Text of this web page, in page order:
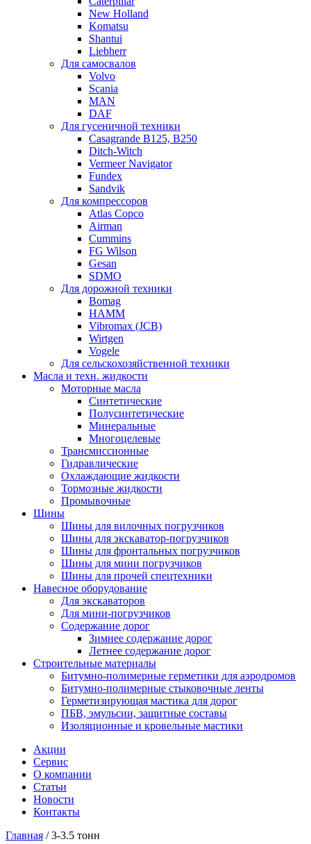
New Holland
Komatsu
Shantui
Liebherr
Для самосвалов
Volvo
Scania
MAN
DAF
Для гусеничной техники
Casagrande B125, B250
Ditch-Witch
Vermeer Navigator
Fundex
Sandvik
Для компрессоров
Atlas Copco
Airman
Cummins
FG Wilson
Gesan
SDMO
Для дорожной техники
Bomag
HAMM
Vibromax (JCB)
Wirtgen
Vogele
Для сельскохозяйственной техники
Масла и техн. жидкости
Моторные масла
Синтетические
Полусинтетические
Минеральные
Многоцелевые
Трансмиссионные
Гидравлические
Охлаждающие жидкости
Тормозные жидкости
Промывочные
Шины
Шины для вилочных погрузчиков
Шины для экскаватор-погрузчиков
Шины для фронтальных погрузчиков
Шины для мини погрузчиков
Шины для прочей спецтехники
Навесное оборудование
Для экскаваторов
Для мини-погрузчиков
Содержание дорог
Зимнее содержание дорог
Летнее содержание дорог
Строительные материалы
Битумно-полимерные герметики для аэродромов
Битумно-полимерные стыковочные ленты
Герметизирующая мастика для дорог
ПБВ, эмульсии, защитные составы
Изоляционные и кровельные мастики
Акции
Сервис
О компании
Статьи
Новости
Контакты
Главная /3-3.5 тонн